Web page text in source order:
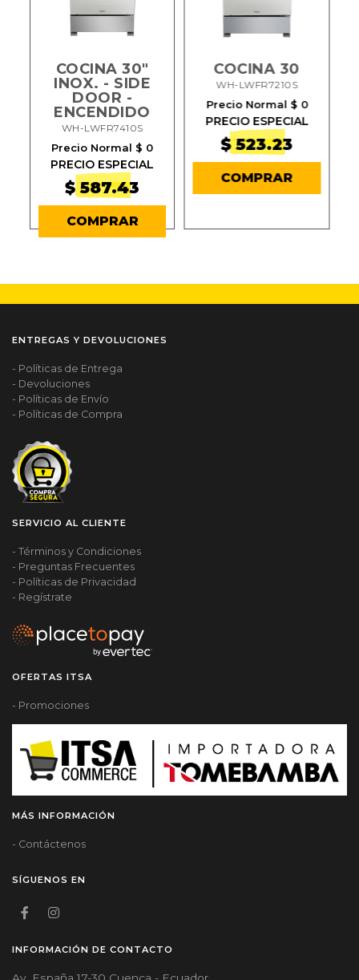
COCINA 30"
INOX. - SIDE
DOOR -
ENCENDIDO
WH-LWFR7410S
Precio Normal $ 0
PRECIO ESPECIAL
$ 587.43
COMPRAR
COCINA 30
WH-LWFR7210S
Precio Normal $ 0
PRECIO ESPECIAL
$ 523.23
COMPRAR
ENTREGAS Y DEVOLUCIONES
- Políticas de Entrega
- Devoluciones
- Políticas de Envío
- Políticas de Compra
SERVICIO AL CLIENTE
- Términos y Condiciones
- Preguntas Frecuentes
- Políticas de Privacidad
- Regístrate
OFERTAS ITSA
- Promociones
MÁS INFORMACIÓN
- Contáctenos
SÍGUENOS EN
INFORMACIÓN DE CONTACTO